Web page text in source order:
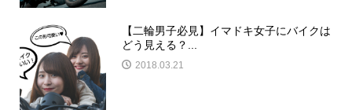
【二輪男子必見】イマドキ女子にバイクは
どう見える？...
2018.03.21